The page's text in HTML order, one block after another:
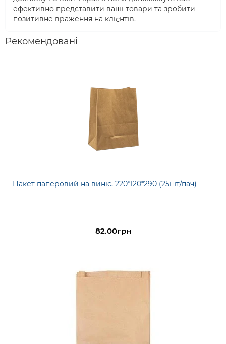
ефективно представити ваші товари та зробити
позитивне враження на клієнтів.
Рекомендовані
Пакет паперовий на виніс, 220*120*290 (25шт/пач)
82.00грн